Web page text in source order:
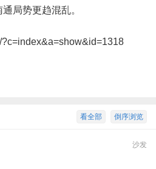
局势更趋混乱。
?c=index&a=show&id=1318
倒序浏览
看全部
沙发